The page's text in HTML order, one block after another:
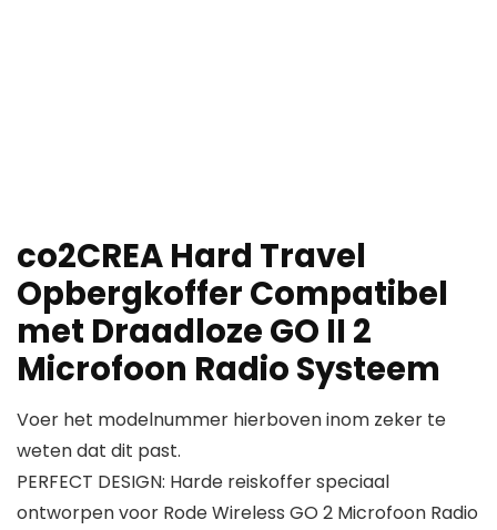
co2CREA Hard Travel
Opbergkoffer Compatibel
met Draadloze GO II 2
Microfoon Radio Systeem
Voer het modelnummer hierboven inom zeker te
weten dat dit past.
PERFECT DESIGN: Harde reiskoffer speciaal
ontworpen voor Rode Wireless GO 2 Microfoon Radio